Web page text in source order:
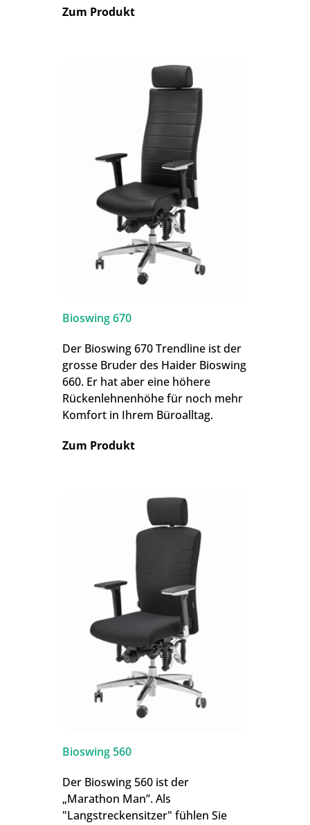
Zum Produkt
Bioswing 670
Der Bioswing 670 Trendline ist der
grosse Bruder des Haider Bioswing
660. Er hat aber eine höhere
Rückenlehnenhöhe für noch mehr
Komfort in Ihrem Büroalltag.
Zum Produkt
Bioswing 560
Der Bioswing 560 ist der
„Marathon Man”. Als
"Langstreckensitzer" fühlen Sie